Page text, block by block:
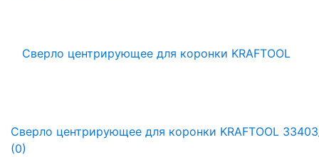
Сверло центрирующее для коронки KRAFTOOL
(0)